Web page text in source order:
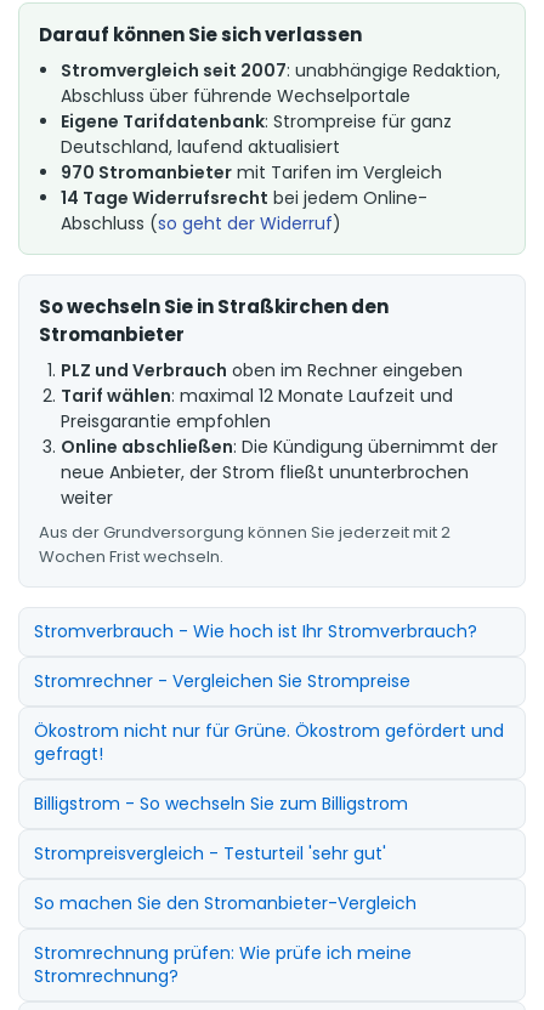
Darauf können Sie sich verlassen
Stromvergleich seit 2007: unabhängige Redaktion,
Abschluss über führende Wechselportale
Eigene Tarifdatenbank: Strompreise für ganz
Deutschland, laufend aktualisiert
970 Stromanbieter mit Tarifen im Vergleich
14 Tage Widerrufsrecht bei jedem Online-
Abschluss (so geht der Widerruf)
So wechseln Sie in Straßkirchen den
Stromanbieter
PLZ und Verbrauch oben im Rechner eingeben
Tarif wählen: maximal 12 Monate Laufzeit und
Preisgarantie empfohlen
Online abschließen: Die Kündigung übernimmt der
neue Anbieter, der Strom fließt ununterbrochen
weiter
Aus der Grundversorgung können Sie jederzeit mit 2
Wochen Frist wechseln.
Stromverbrauch - Wie hoch ist Ihr Stromverbrauch?
Stromrechner - Vergleichen Sie Strompreise
Ökostrom nicht nur für Grüne. Ökostrom gefördert und
gefragt!
Billigstrom - So wechseln Sie zum Billigstrom
Strompreisvergleich - Testurteil 'sehr gut'
So machen Sie den Stromanbieter-Vergleich
Stromrechnung prüfen: Wie prüfe ich meine
Stromrechnung?